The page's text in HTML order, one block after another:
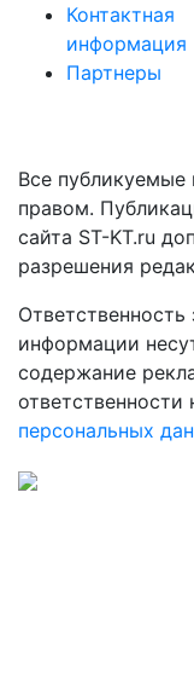
Контактная
информация
Партнеры
Все
правом.
сайта ST-KT.ru
разрешения
Ответственность
информации
содержание
ответственности
персональных